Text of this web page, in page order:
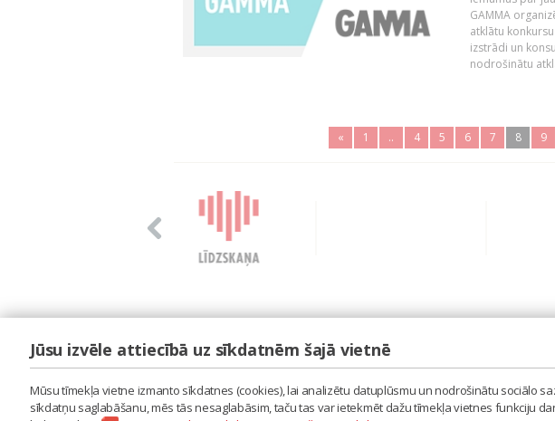
GAMMA
atklātu
izstrādi un
nodrošinātu
« 1 .. 4 5 6 7 8 9
LAIPA
ES RADU MŪZIKU
AKTUALITĀTES
Jūsu izvēle attiecībā uz sīkdatnēm šajā vietnē
Mūsu tīmekļa vietne izmanto sīkdatnes (cookies), lai analizētu datuplūsmu un nodrošinātu sociālo
sīkdatņu saglabāšanu, mēs tās nesaglabāsim, taču tas var ietekmēt dažu tīmekļa vietnes funkciju